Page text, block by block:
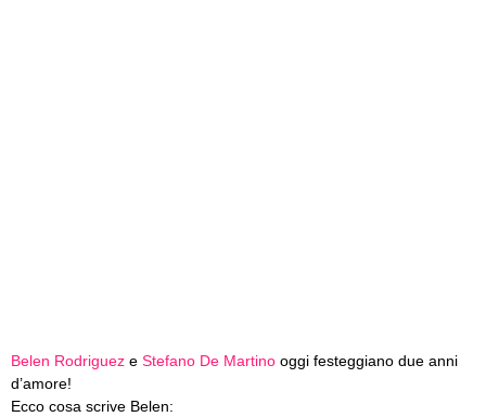
Belen Rodriguez e Stefano De Martino oggi festeggiano due anni
d’amore!
Ecco cosa scrive Belen: